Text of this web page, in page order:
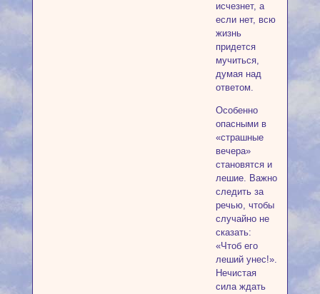
исчезнет, а
если нет, всю
жизнь
придется
мучиться,
думая над
ответом.
Особенно
опасными в
«страшные
вечера»
становятся и
лешие. Важно
следить за
речью, чтобы
случайно не
сказать:
«Чтоб его
леший унес!».
Нечистая
сила ждать